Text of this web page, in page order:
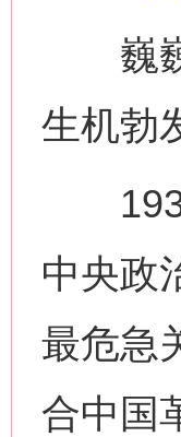
巍巍
生机勃
1935
中央政
最危急
合中国